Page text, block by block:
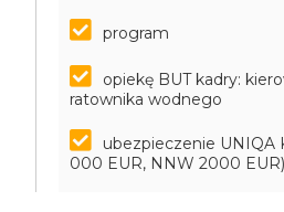
program
opiekę BUT kadry:
ratownika wodnego
ubezpieczenie UNIQA
000 EUR, NNW 2000 EUR)